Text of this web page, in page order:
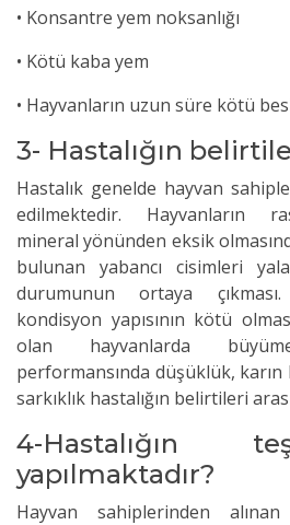
• Konsantre yem noksanlığı
• Kötü kaba yem
• Hayvanların uzun süre kötü
3- Hastalığın
Hastalık genelde hayvan
edilmektedir. Hayvanların
mineral yönünden eksik
bulunan yabancı cisimleri
durumunun ortaya
kondisyon yapısının kötü
olan hayvanlarda
performansında düşüklük,
sarkıklık hastalığın belirtileri
4-Hastalığın
yapılmaktadır?
Hayvan sahiplerinden